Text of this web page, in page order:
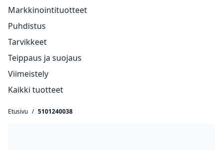
Markkinointituotteet
Puhdistus
Tarvikkeet
Teippaus ja suojaus
Viimeistely
Kaikki tuotteet
Etusivu / 5101240038